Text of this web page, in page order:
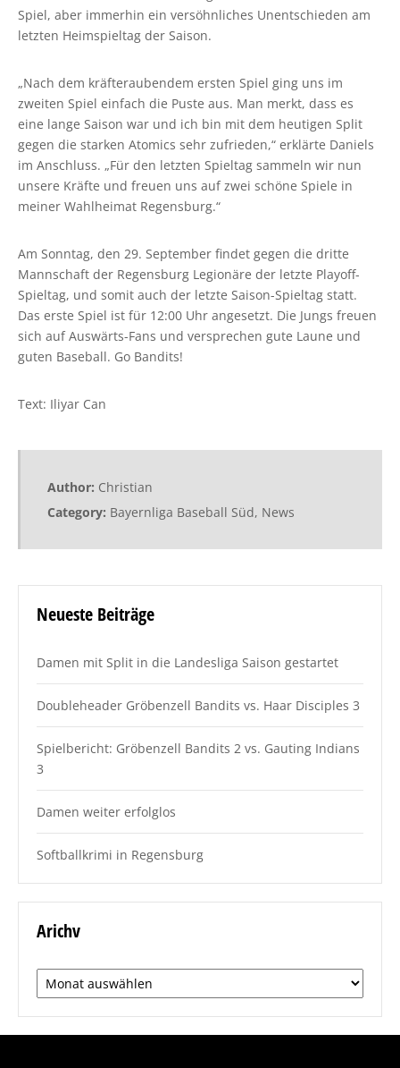
Spiel, aber immerhin ein versöhnliches Unentschieden am
letzten Heimspieltag der Saison.
„Nach dem kräfteraubendem ersten Spiel ging uns im
zweiten Spiel einfach die Puste aus. Man merkt, dass es
eine lange Saison war und ich bin mit dem heutigen Split
gegen die starken Atomics sehr zufrieden,“ erklärte Daniels
im Anschluss. „Für den letzten Spieltag sammeln wir nun
unsere Kräfte und freuen uns auf zwei schöne Spiele in
meiner Wahlheimat Regensburg.“
Am Sonntag, den 29. September findet gegen die dritte
Mannschaft der Regensburg Legionäre der letzte Playoff-
Spieltag, und somit auch der letzte Saison-Spieltag statt.
Das erste Spiel ist für 12:00 Uhr angesetzt. Die Jungs freuen
sich auf Auswärts-Fans und versprechen gute Laune und
guten Baseball. Go Bandits!
Text: Iliyar Can
Author: Christian
Category: Bayernliga Baseball Süd, News
Neueste Beiträge
Damen mit Split in die Landesliga Saison gestartet
Doubleheader Gröbenzell Bandits vs. Haar Disciples 3
Spielbericht: Gröbenzell Bandits 2 vs. Gauting Indians
3
Damen weiter erfolglos
Softballkrimi in Regensburg
Arichv
Arichv